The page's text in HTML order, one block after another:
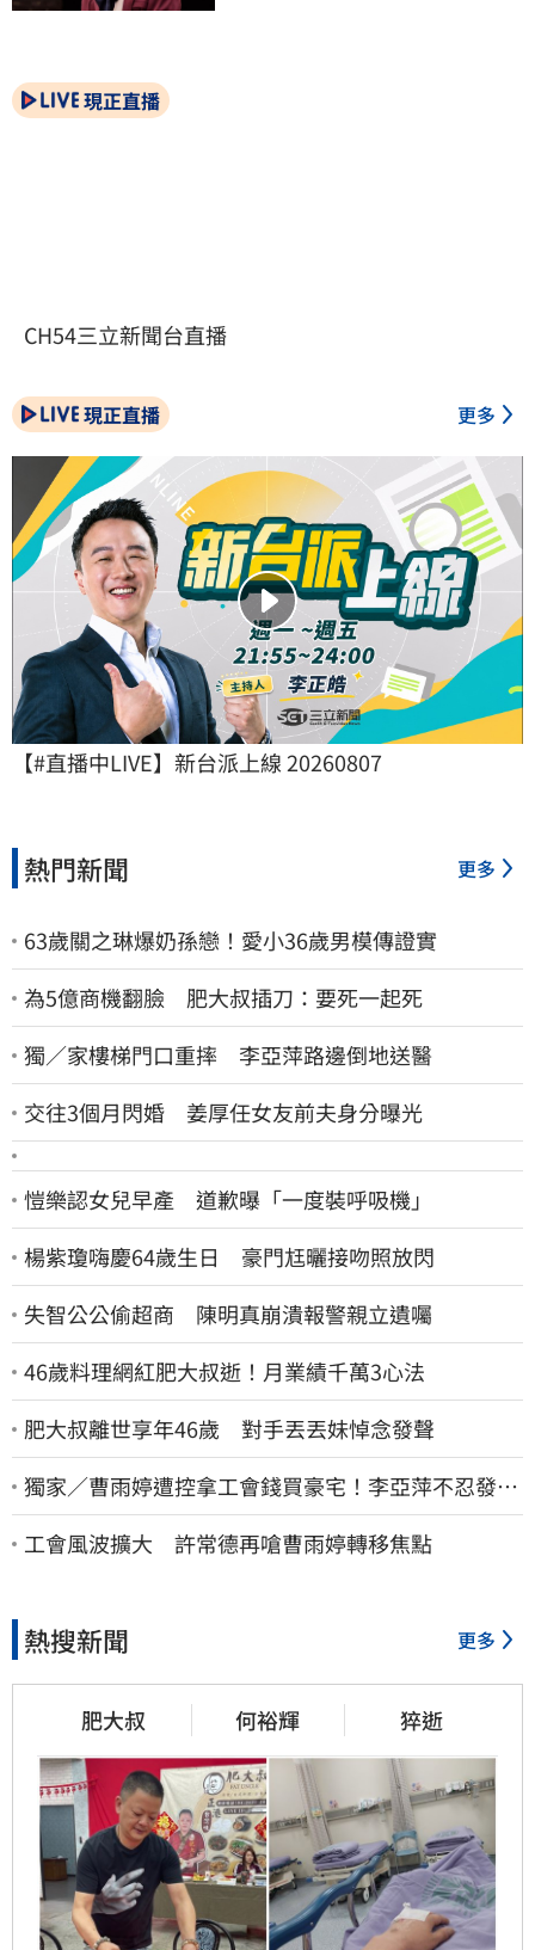
現正直播
CH54三立新聞台直播
現正直播 更多
【#直播中LIVE】新台派上線 20260807
熱門新聞 更多
63歲關之琳爆奶孫戀！愛小36歲男模傳證實
為5億商機翻臉 肥大叔插刀：要死一起死
獨／家樓梯門口重摔 李亞萍路邊倒地送醫
交往3個月閃婚 姜厚任女友前夫身分曝光
愷樂認女兒早產 道歉曝「一度裝呼吸機」
楊紫瓊嗨慶64歲生日 豪門尪曬接吻照放閃
失智公公偷超商 陳明真崩潰報警親立遺囑
46歲料理網紅肥大叔逝！月業績千萬3心法
肥大叔離世享年46歲 對手丟丟妹悼念發聲
獨家／曹雨婷遭控拿工會錢買豪宅！李亞萍不忍發
聲：余天管工會都貼錢
工會風波擴大 許常德再嗆曹雨婷轉移焦點
熱搜新聞 更多
肥大叔 何裕輝 猝逝